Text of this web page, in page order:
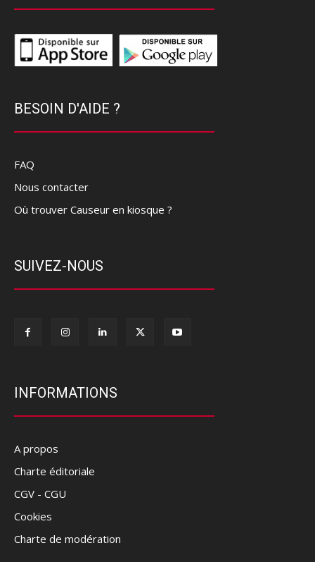
BESOIN D'AIDE ?
FAQ
Nous contacter
Où trouver Causeur en kiosque ?
SUIVEZ-NOUS
INFORMATIONS
A propos
Charte éditoriale
CGV - CGU
Cookies
Charte de modération